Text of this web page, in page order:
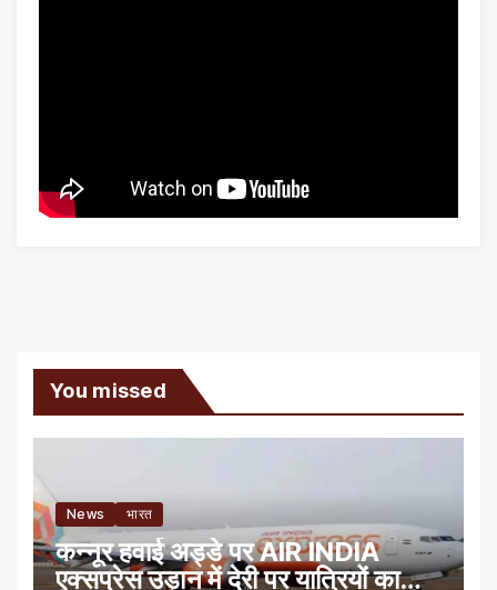
You missed
News भारत
कन्नूर हवाई अड्डे पर AIR INDIA
एक्सप्रेस उड़ान में देरी पर यात्रियों का